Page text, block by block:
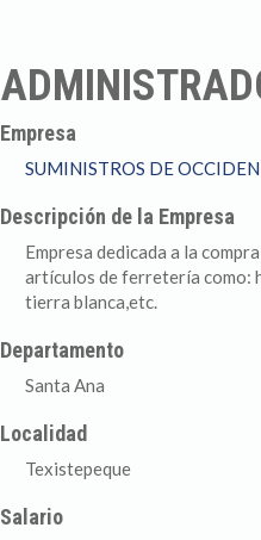
Empresa
SUMINISTROS DE
Descripción de la Empresa
Empresa dedicada a la
artículos de ferretería como:
tierra blanca,etc.
Departamento
Santa Ana
Localidad
Texistepeque
Salario